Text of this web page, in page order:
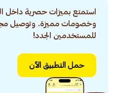
استمتع بميزات حصرية داخل
وخصومات مميزة. وتوصيل
للمستخدمين الجدد!
حمل التطبيق الآن